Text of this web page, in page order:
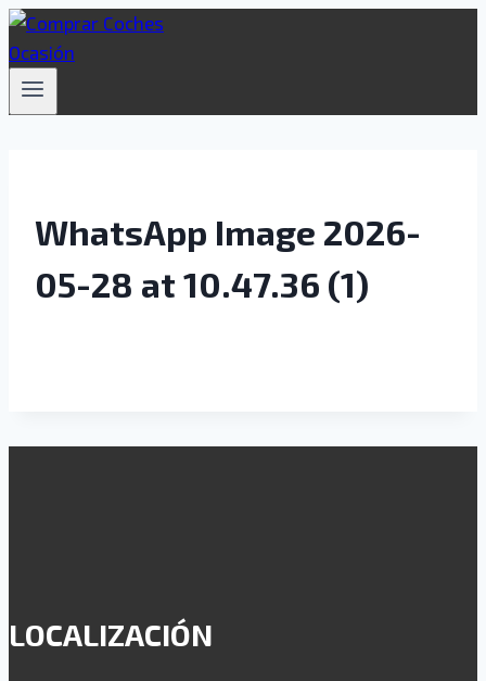
Saltar
al
contenido
WhatsApp Image 2026-
05-28 at 10.47.36 (1)
LOCALIZACIÓN